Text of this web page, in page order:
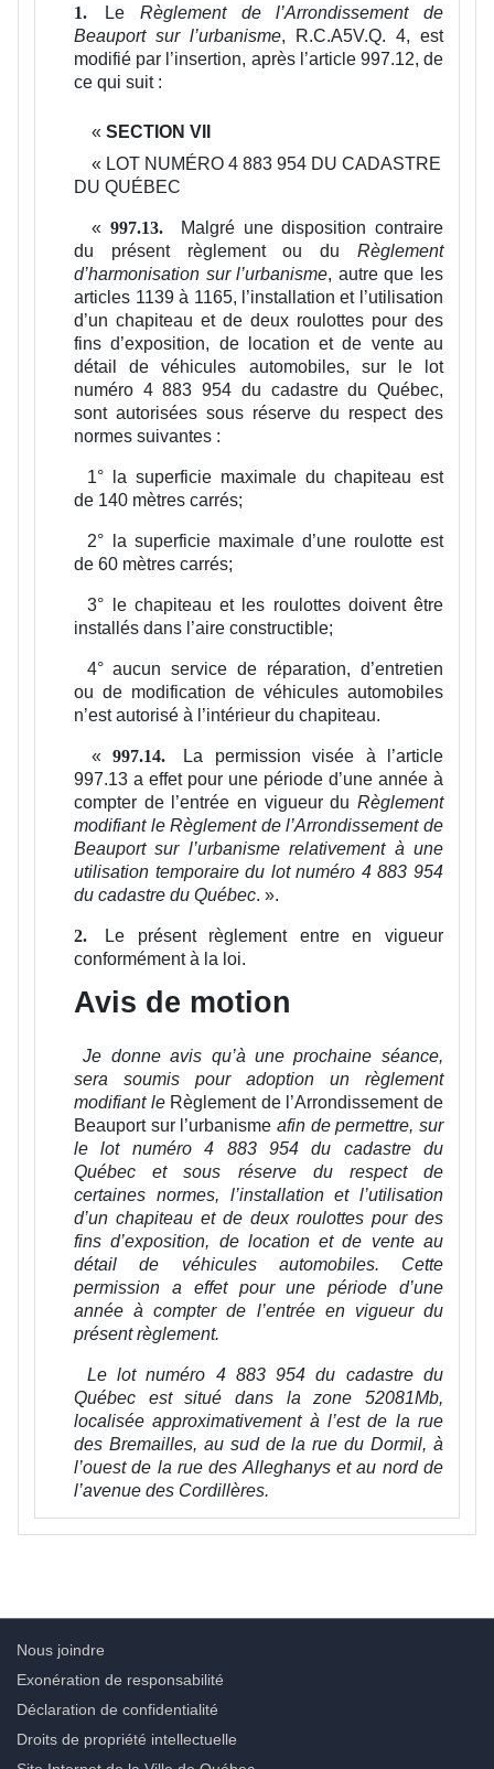
1. Le Règlement de l’Arrondissement de
Beauport sur l’urbanisme, R.C.A5V.Q. 4, est
modifié par l’insertion, après l’article 997.12, de
ce qui suit :
«SECTION VII
« LOT NUMÉRO 4 883 954 DU CADASTRE
DU QUÉBEC
« 997.13.
Malgré une disposition contraire
du présent règlement ou du Règlement
d’harmonisation sur l’urbanisme, autre que les
articles 1139 à 1165, l’installation et l’utilisation
d’un chapiteau et de deux roulottes pour des
fins d’exposition, de location et de vente au
détail de véhicules automobiles, sur le lot
numéro 4 883 954 du cadastre du Québec,
sont autorisées sous réserve du respect des
normes suivantes :
1°
la superficie maximale du chapiteau est
de 140 mètres carrés;
2°
la superficie maximale d’une roulotte est
de 60 mètres carrés;
3°
le chapiteau et les roulottes doivent être
installés dans l’aire constructible;
4° aucun service de réparation, d’entretien
ou de modification de véhicules automobiles
n’est autorisé à l’intérieur du chapiteau.
«997.14.
La permission visée à l’article
997.13 a effet pour une période d’une année à
compter de l’entrée en vigueur du Règlement
modifiant le Règlement de l’Arrondissement de
Beauport sur l’urbanisme relativement à une
utilisation temporaire du lot numéro 4 883 954
du cadastre du Québec. ».
2.
Le présent règlement entre en vigueur
conformément à la loi.
Avis de motion
Je donne avis qu’à une prochaine séance,
sera soumis pour adoption un règlement
modifiant le Règlement de l’Arrondissement de
Beauport sur l’urbanisme afin de permettre, sur
le lot numéro 4 883 954 du cadastre du
Québec et sous réserve du respect de
certaines normes, l’installation et l’utilisation
d’un chapiteau et de deux roulottes pour des
fins d’exposition, de location et de vente au
détail de véhicules automobiles. Cette
permission a effet pour une période d’une
année à compter de l’entrée en vigueur du
présent règlement.
Le lot numéro 4 883 954 du cadastre du
Québec est situé dans la zone 52081Mb,
localisée approximativement à l’est de la rue
des Bremailles, au sud de la rue du Dormil, à
l’ouest de la rue des Alleghanys et au nord de
l’avenue des Cordillères.
Nous joindre
Exonération de responsabilité
Déclaration de confidentialité
Droits de propriété intellectuelle